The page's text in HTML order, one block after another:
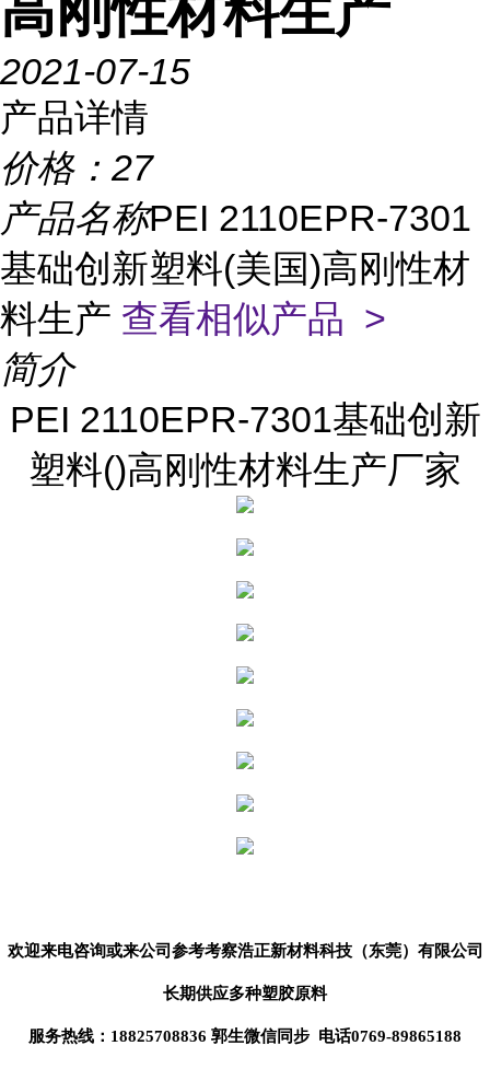
2021-07-15
产品详情
价格： 27
产品名称PEI 2110EPR-7301
基础创新塑料(美国)高刚性材
料生产 查看相似产品 >
简介
PEI 2110EPR-7301基础创新
塑料()高刚性材料生产厂家
欢迎来电咨询或来公司参考考察浩正新材料科技（东莞） 有限公司
长期供应多种塑胶原料
服务热线：18825708836 郭生微信同步 电话0769-89865188